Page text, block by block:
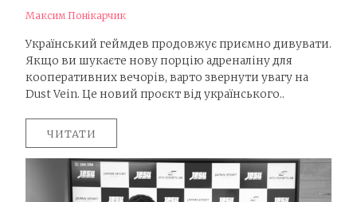
Максим Понікарчик
Український геймдев продовжує приємно дивувати.
Якщо ви шукаєте нову порцію адреналіну для
кооперативних вечорів, варто звернути увагу на
Dust Vein. Це новий проєкт від українського..
ЧИТАТИ